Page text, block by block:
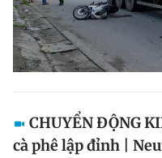
CHUYỂN ĐỘNG
cà phê lập đỉnh |